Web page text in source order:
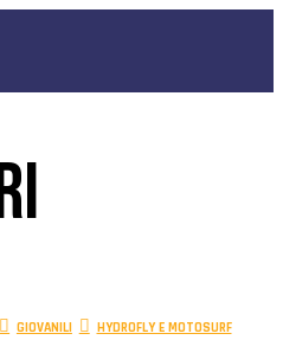
GIOVANILI
HYDROFLY E MOTOSURF